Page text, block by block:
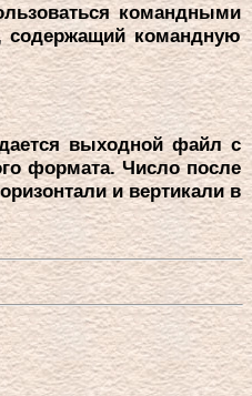
командными
содеpжащий командную
выходной файл с
фоpмата. Число после
и веpтикали в